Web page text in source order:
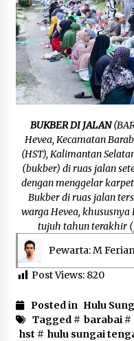
Agustus
Cetak
Salurkan
Santri
Agustus
Balangan
B2SA
Agustus
Program
Agustus
Agustus
Hari
Pimpin
Agustus
BUKBER DI JALAN
Hevea, Kecamatan
(HST), Kalimantan
(bukber) di ruas jalan
dengan menggelar
Bukber di ruas jalan
warga Hevea,
tujuh tahun terakhir
Pewarta: M
Post Views: 820
Posted in Hulu
Tagged # barabai#
hst # hulu sungai